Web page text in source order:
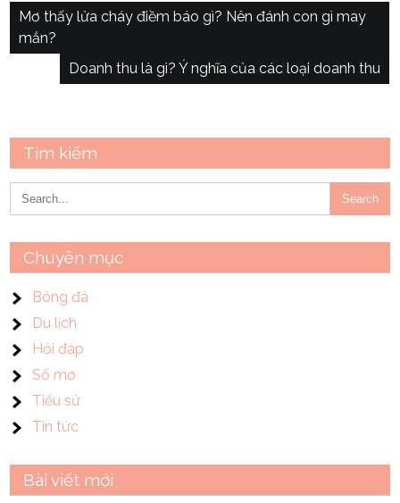
Điều
hướng
Mơ thấy lửa cháy điềm báo gì? Nên đánh con gì may
mắn?
Doanh thu là gì? Ý nghĩa của các loại doanh thu
Tìm kiếm
Chuyên mục
Bóng đá
Du lịch
Hỏi đáp
Sổ mơ
Tiểu sử
Tin tức
Bài viết mới